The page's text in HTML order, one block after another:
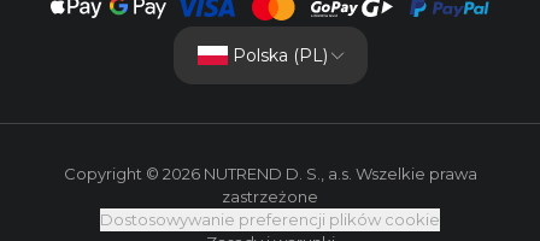
Polska (PL)
Copyright © 2026 NUTREND D. S., a.s. Wszelkie prawa
zastrzeżone
Dostosowywanie preferencji plików cookie